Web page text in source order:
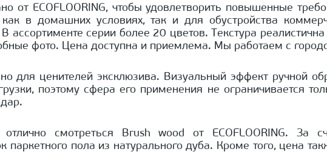
от ECOFLOORING, чтобы удовлетворить повышенные
в домашних условиях, так и для обустройства
В ассортименте серии более 20 цветов. Текстура
фото. Цена доступна и приемлема. Мы работаем с
для ценителей эксклюзива. Визуальный эффект ручной
поэтому сфера его применения не ограничивается
смотреться Brush wood от ECOFLOORING. За
паркетного пола из натурального дуба. Кроме того, цена